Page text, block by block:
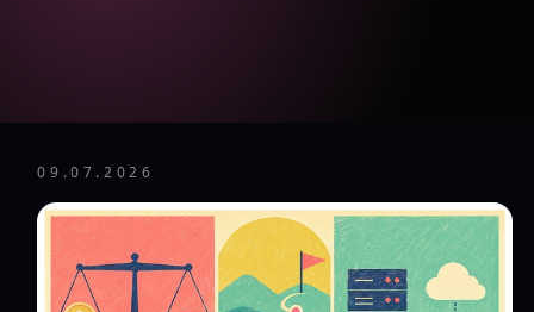
09.07.2026